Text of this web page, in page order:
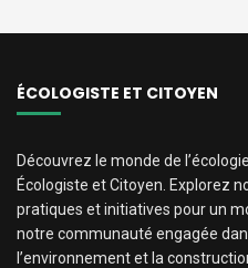
ÉCOLOGISTE ET CITOYEN
Découvrez le monde de
Écologiste et Citoyen. Explorez
pratiques et initiatives pour un
notre communauté engagée
l’environnement et la